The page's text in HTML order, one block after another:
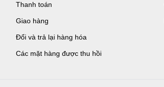
Thanh toán
Giao hàng
Đổi và trả lại hàng hóa
Các mặt hàng được thu hồi